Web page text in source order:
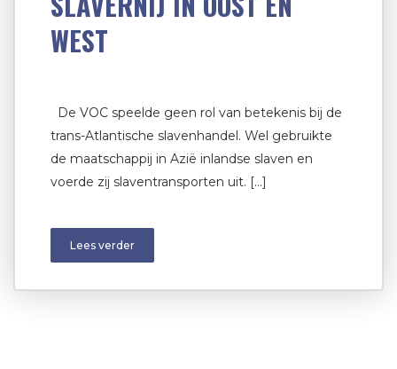
WEST
De VOC speelde geen rol van betekenis bij de
trans-Atlantische slavenhandel. Wel gebruikte
de maatschappij in Azië inlandse slaven en
voerde zij slaventransporten uit. […]
Lees verder